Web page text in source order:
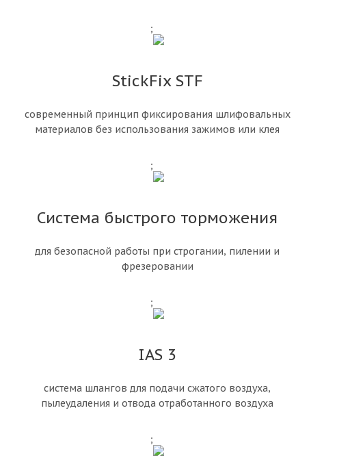
;
StickFix STF
современный принцип фиксирования шлифовальных
материалов без использования зажимов или клея
;
Система быстрого торможения
для безопасной работы при строгании, пилении и
фрезеровании
;
IAS 3
система шлангов для подачи сжатого воздуха,
пылеудаления и отвода отработанного воздуха
;